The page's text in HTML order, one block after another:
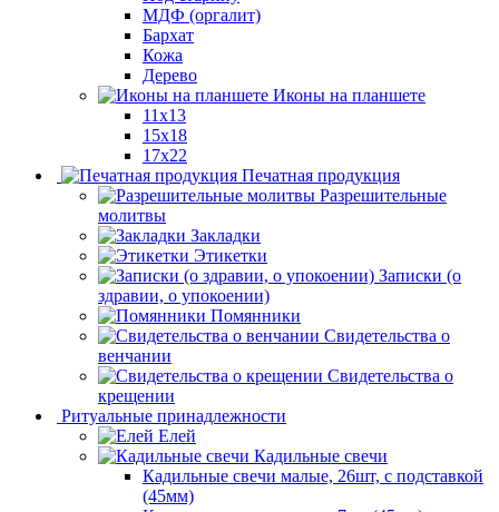
МДФ (оргалит)
Бархат
Кожа
Дерево
Иконы на планшете
11х13
15х18
17х22
Печатная продукция
Разрешительные
молитвы
Закладки
Этикетки
Записки (о
здравии, о упокоении)
Помянники
Свидетельства о
венчании
Свидетельства о
крещении
Ритуальные принадлежности
Елей
Кадильные свечи
Кадильные свечи малые, 26шт, с подставкой
(45мм)